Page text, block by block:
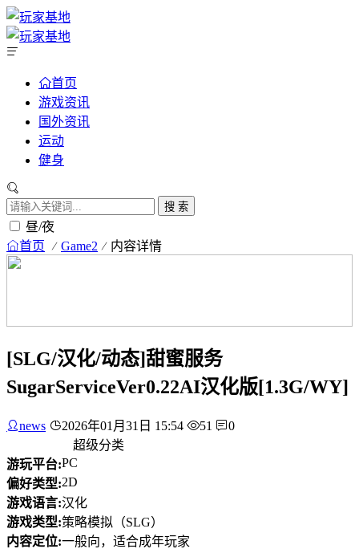
首页
游戏资讯
国外资讯
运动
健身
搜 索
昼/夜
首页 Game2 内容详情
[SLG/汉化/动态]甜蜜服务
SugarServiceVer0.22AI汉化版[1.3G/WY]
news 2026年01月31日 15:54 51
0
超级分类
游玩平台:PC
偏好类型:2D
游戏语言:汉化
游戏类型:策略模拟（SLG）
内容定位:一般向，适合成年玩家